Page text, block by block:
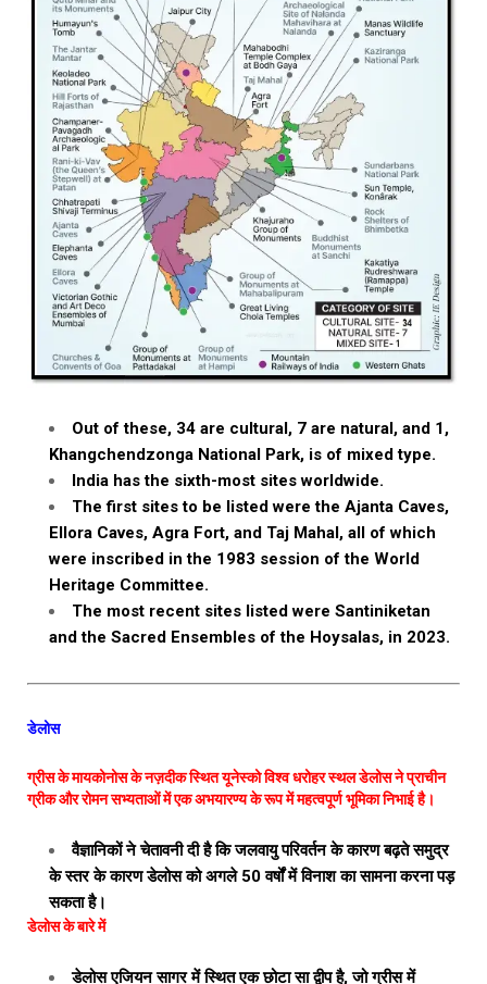
Out of these, 34 are cultural, 7 are natural, and 1,
Khangchendzonga National Park, is of mixed type.
India has the sixth-most sites worldwide.
The first sites to be listed were the Ajanta Caves,
Ellora Caves, Agra Fort, and Taj Mahal, all of which
were inscribed in the 1983 session of the World
Heritage Committee.
The most recent sites listed were Santiniketan
and the Sacred Ensembles of the Hoysalas, in 2023.
डेलोस
ग्रीस के मायकोनोस के नज़दीक स्थित यूनेस्को विश्व धरोहर स्थल डेलोस ने प्राचीन
ग्रीक और रोमन सभ्यताओं में एक अभयारण्य के रूप में महत्वपूर्ण भूमिका निभाई है।
वैज्ञानिकों ने चेतावनी दी है कि जलवायु परिवर्तन के कारण बढ़ते समुद्र
के स्तर के कारण डेलोस को अगले 50 वर्षों में विनाश का सामना करना पड़
सकता है।
डेलोस के बारे में
डेलोस एजियन सागर में स्थित एक छोटा सा द्वीप है, जो ग्रीस में